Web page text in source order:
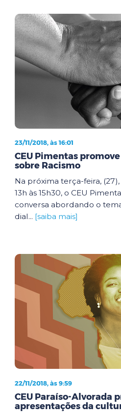
23/11/2018, às 16:01
CEU Pimentas
sobre Racismo
Na próxima terça-feira, (27),
13h às 15h30, o CEU
conversa abordando o
dial... [saiba mais]
22/11/2018, às 9:59
CEU Paraíso-Alvorada
apresentações da